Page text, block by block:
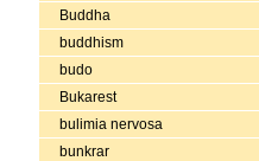
Buddha
buddhism
budo
Bukarest
bulimia nervosa
bunkrar